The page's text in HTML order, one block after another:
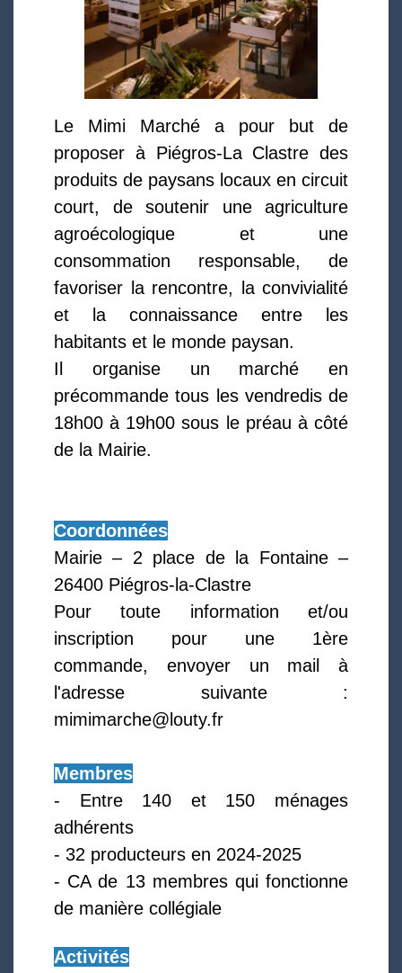
Le Mimi Marché a pour but de
proposer à Piégros-La Clastre des
produits de paysans locaux en circuit
court, de soutenir une agriculture
agroécologique et une
consommation responsable, de
favoriser la rencontre, la convivialité
et la connaissance entre les
habitants et le monde paysan.
Il organise un marché en
précommande tous les vendredis de
18h00 à 19h00 sous le préau à côté
de la Mairie.
Coordonnées
Mairie – 2 place de la Fontaine –
26400 Piégros-la-Clastre
Pour toute information et/ou
inscription pour une 1ère
commande, envoyer un mail à
l'adresse suivante :
mimimarche@louty.fr
Membres
- Entre 140 et 150 ménages
adhérents
- 32 producteurs en 2024-2025
- CA de 13 membres qui fonctionne
de manière collégiale
Activités